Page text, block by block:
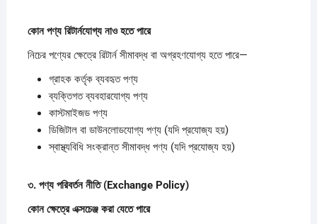
কোনপণ্যরিটার্নযোগ্যনাওহতেপারে
নিচের পণ্যের ক্ষেত্রে রিটার্ন সীমাবদ্ধ বা অগ্রহণযোগ্য হতে পারে—
গ্রাহক কর্তৃক ব্যবহৃত পণ্য
ব্যক্তিগত ব্যবহারযোগ্য পণ্য
কাস্টমাইজড পণ্য
ডিজিটাল বা ডাউনলোডযোগ্য পণ্য (যদি প্রযোজ্য হয়)
স্বাস্থ্যবিধি সংক্রান্ত সীমাবদ্ধ পণ্য (যদি প্রযোজ্য হয়)
৩. পণ্যপরিবর্তননীতি (Exchange Policy)
কোনক্ষেত্রেএক্সচেঞ্জ করাযেতেপারে